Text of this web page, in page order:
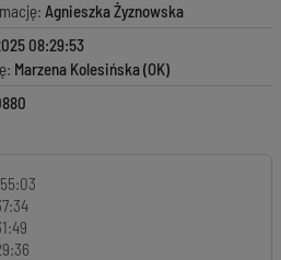
Agnieszka Żyznowska
08:29:53
Marzena Kolesińska (OK)